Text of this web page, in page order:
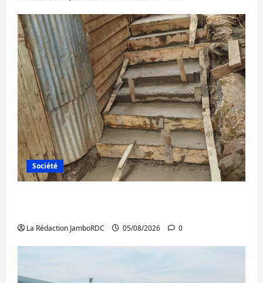
Société
La Rédaction JamboRDC 05/08/2026 0